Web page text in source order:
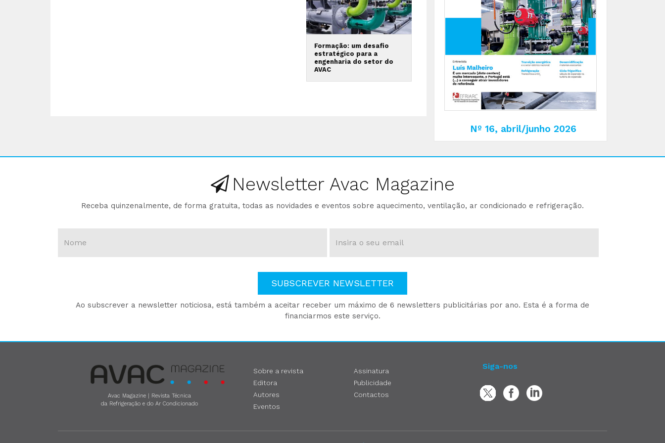
Formação: um desafio
estratégico para a
engenharia do setor do
AVAC
Nº 16, abril/junho 2026
Newsletter Avac Magazine
Receba quinzenalmente, de forma gratuita, todas as novidades e eventos sobre aquecimento, ventilação, ar condicionado e refrigeração.
SUBSCREVER NEWSLETTER
Ao subscrever a newsletter noticiosa, está também a aceitar receber um máximo de 6 newsletters publicitárias por ano. Esta é a forma de
financiarmos este serviço.
Avac Magazine | Revista Técnica
da Refrigeração e do Ar Condicionado
Sobre a revista
Editora
Autores
Eventos
Assinatura
Publicidade
Contactos
Siga-nos